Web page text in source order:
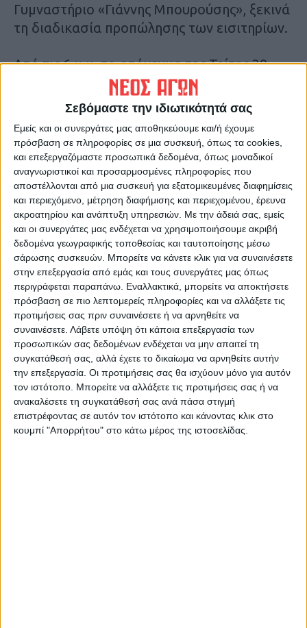
Σεβόμαστε την ιδιωτικότητά σας
Εμείς και οι συνεργάτες μας αποθηκεύουμε και/ή έχουμε
πρόσβαση σε πληροφορίες σε μια συσκευή, όπως τα cookies,
και επεξεργαζόμαστε προσωπικά δεδομένα, όπως μοναδικοί
αναγνωριστικοί και προσαρμοσμένες πληροφορίες που
αποστέλλονται από μια συσκευή για εξατομικευμένες διαφημίσεις
και περιεχόμενο, μέτρηση διαφήμισης και περιεχομένου, έρευνα
ακροατηρίου και ανάπτυξη υπηρεσιών. Με την άδειά σας, εμείς
και οι συνεργάτες μας ενδέχεται να χρησιμοποιήσουμε ακριβή
δεδομένα γεωγραφικής τοποθεσίας και ταυτοποίησης μέσω
σάρωσης συσκευών. Μπορείτε να κάνετε κλικ για να συναινέσετε
στην επεξεργασία από εμάς και τους συνεργάτες μας όπως
περιγράφεται παραπάνω. Εναλλακτικά, μπορείτε να αποκτήσετε
πρόσβαση σε πιο λεπτομερείς πληροφορίες και να αλλάξετε τις
προτιμήσεις σας πριν συναινέσετε ή να αρνηθείτε να
συναινέσετε. Λάβετε υπόψη ότι κάποια επεξεργασία των
προσωπικών σας δεδομένων ενδέχεται να μην απαιτεί τη
συγκατάθεσή σας, αλλά έχετε το δικαίωμα να αρνηθείτε αυτήν
την επεξεργασία. Οι προτιμήσεις σας θα ισχύουν μόνο για αυτόν
τον ιστότοπο. Μπορείτε να αλλάξετε τις προτιμήσεις σας ή να
ανακαλέσετε τη συγκατάθεσή σας ανά πάσα στιγμή
επιστρέφοντας σε αυτόν τον ιστότοπο και κάνοντας κλικ στο
κουμπί "Απορρήτου" στο κάτω μέρος της ιστοσελίδας.
Γυμναστήριο «Γιάννης Μπουρούσης», ξεκινά
τη διαδικασία προπώλησης των εισιτηρίων.
Από τις 6 μ.μ. το απόγευμα της Τρίτης 29
Οκτωβρίου, τα εισιτήρια για τον αγώνα θα
είναι διαθέσιμα για προπώληση, από την
ηλεκτρονική πλατφόρμα
www.ticketmaster.gr, ενώ από το πρωί της
Τετάρτης θα είναι διαθέσιμα τόσο
ηλεκτρονικά, όσο και από τα νέα γραφεία
του Α.Σ.Κ. (στο ισόγειο στην οδό Χαρίτου
12), Δευτέρα-Τετάρτη-Παρασκευή 9-1 το
πρωί και 6-8:30 το απόγευμα, Τρίτη-Πέμπτη
9-1 το πρωί και Σάββατο 10-1 το πρωί.
Λόγω της νέας νομοθεσίας που καθιστά
υποχρεωτική την ηλεκτρονική ταυτοποίηση
του φιλάθλου και δημιουργεί μια νέα
πραγματικότητα για τον αθλητισμό σε όλα
τα γήπεδα της χώρας, είναι απαραίτητη για
όλους τους φιλάθλους, να έχουν ήδη
εγκαταστήσει και ενεργοποιήσει την
εφαρμογή gov.gr wallet στο κινητό τους
τηλέφωνο ώστε στη συνέχεια η